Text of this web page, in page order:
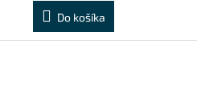
Do košíka